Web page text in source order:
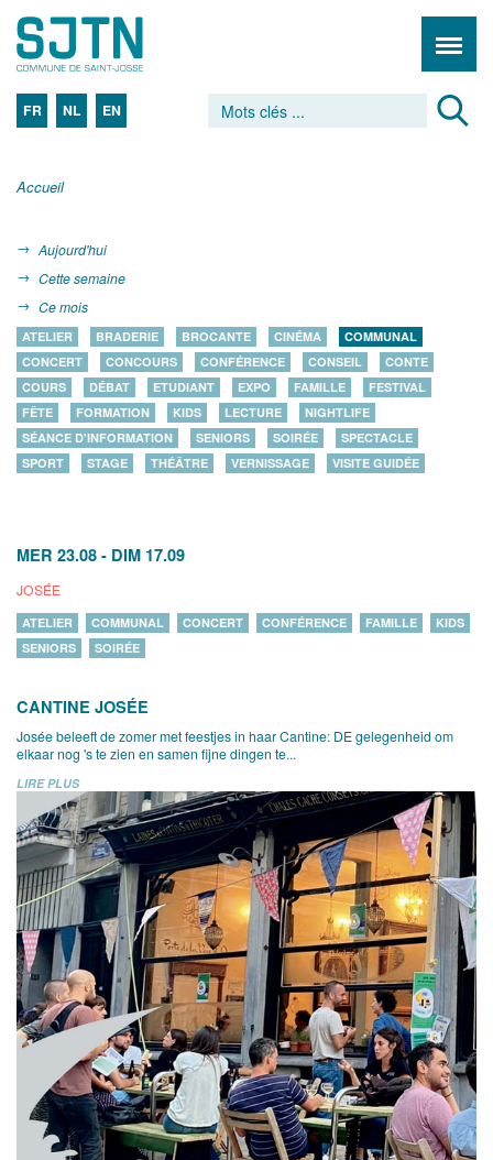
FR NL EN
Accueil
Aujourd'hui
Cette semaine
Ce mois
ATELIER BRADERIE BROCANTE CINÉMA
COMMUNAL
CONCERT
CONCOURS CONFÉRENCE CONSEIL
CONTE
COURS
DÉBAT ETUDIANT EXPO FAMILLE
FESTIVAL
FÊTE
FORMATION KIDS LECTURE
NIGHTLIFE
SÉANCE D'INFORMATION
SENIORS SOIRÉE
SPECTACLE
SPORT
STAGE THÉÂTRE VERNISSAGE VISITE GUIDÉE
MER 23.08 - DIM 17.09
JOSÉE
ATELIER COMMUNAL CONCERT CONFÉRENCE FAMILLE
KIDS
SENIORS
SOIRÉE
CANTINE JOSÉE
Josée beleeft de zomer met feestjes in haar Cantine: DE gelegenheid om
elkaar nog 's te zien en samen fijne dingen te...
LIRE PLUS